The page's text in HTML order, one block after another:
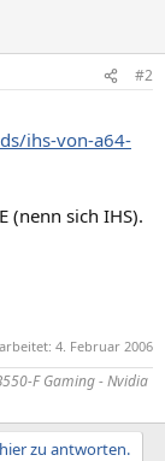
#2
ihs-von-a64-
(nenn sich IHS).
4. Februar 2006
F Gaming - Nvidia
zu antworten.